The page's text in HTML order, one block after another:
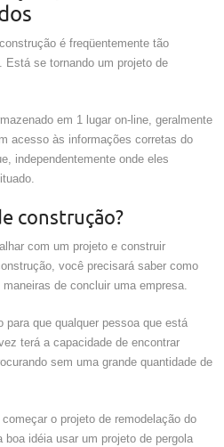
é freqüentemente tão
Está se tornando um projeto de
em 1 lugar on-line, geralmente
acesso às informações corretas do
independentemente onde eles
construção?
com um projeto e construir
você precisará saber como
de concluir uma empresa.
que qualquer pessoa que está
terá a capacidade de encontrar
sem uma grande quantidade de
o projeto de remodelação do
boa idéia usar um projeto de pergola